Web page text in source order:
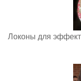
Локоны для